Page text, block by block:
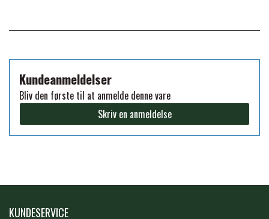
PREMIER EQUINE KØLETERAPI
PREMIER EQUINE GROOMING & STALD
PREMIER EQUINE RYTTER
LIKIT
MUSTAD
NAF
Kundeanmeldelser
Bliv den første til at anmelde denne vare
Skriv en anmeldelse
KUNDESERVICE